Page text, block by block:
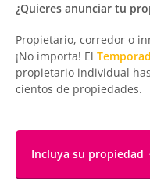
¿Quieres anunciar tu
Propietario, corredor o
¡No importa! El
propietario individual
cientos de propiedades.
Incluya su propiedad